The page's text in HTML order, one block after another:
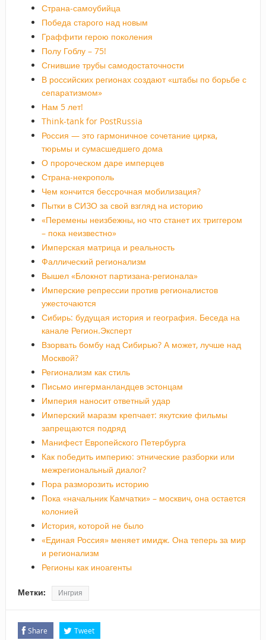
Страна-самоубийца
Победа старого над новым
Граффити герою поколения
Полу Гоблу – 75!
Сгнившие трубы самодостаточности
В российских регионах создают «штабы по борьбе с
сепаратизмом»
Нам 5 лет!
Think-tank for PostRussia
Россия — это гармоничное сочетание цирка,
тюрьмы и сумасшедшего дома
О пророческом даре имперцев
Страна-некрополь
Чем кончится бессрочная мобилизация?
Пытки в СИЗО за свой взгляд на историю
«Перемены неизбежны, но что станет их триггером
– пока неизвестно»
Имперская матрица и реальность
Фаллический регионализм
Вышел «Блокнот партизана-регионала»
Имперские репрессии против регионалистов
ужесточаются
Сибирь: будущая история и география. Беседа на
канале Регион.Эксперт
Взорвать бомбу над Сибирью? А может, лучше над
Москвой?
Регионализм как стиль
Письмо ингерманландцев эстонцам
Империя наносит ответный удар
Имперский маразм крепчает: якутские фильмы
запрещаются подряд
Манифест Европейского Петербурга
Как победить империю: этнические разборки или
межрегиональный диалог?
Пора разморозить историю
Пока «начальник Камчатки» – москвич, она остается
колонией
История, которой не было
«Единая Россия» меняет имидж. Она теперь за мир
и регионализм
Регионы как иноагенты
Метки: Ингрия
Share Tweet